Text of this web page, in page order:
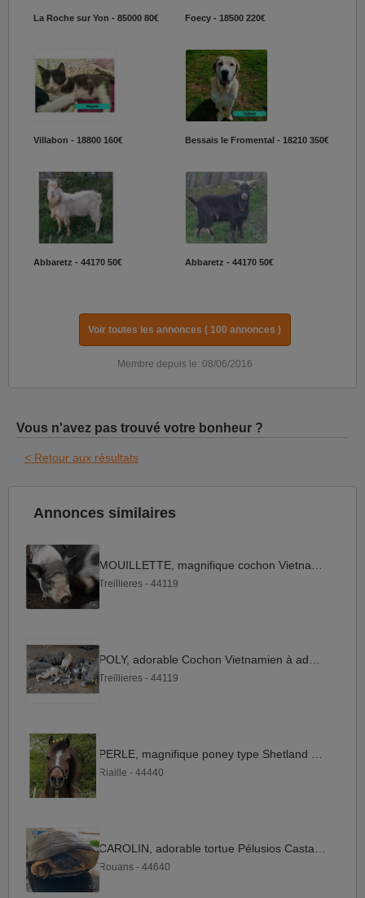
La Roche sur Yon - 85000 80€ Foecy - 18500 220€
Villabon - 18800 160€ Bessais le Fromental - 18210 350€
Abbaretz - 44170 50€ Abbaretz - 44170 50€
Voir toutes les annonces ( 100 annonces )
Membre depuis le: 08/06/2016
Vous n'avez pas trouvé votre bonheur ?
< Retour aux résultats
Annonces similaires
Treillieres - 44119
Treillieres - 44119
Riaille - 44440
Rouans - 44640